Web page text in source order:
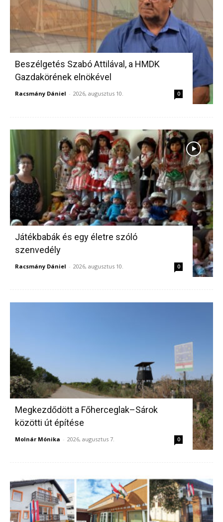
Beszélgetés Szabó Attilával, a HMDK
Gazdakörének elnökével
Racsmány Dániel - 2026, augusztus 10. 0
Játékbabák és egy életre szóló
szenvedély
Racsmány Dániel - 2026, augusztus 10. 0
Megkezdődött a Főherceglak–Sárok
közötti út építése
Molnár Mónika - 2026, augusztus 7. 0